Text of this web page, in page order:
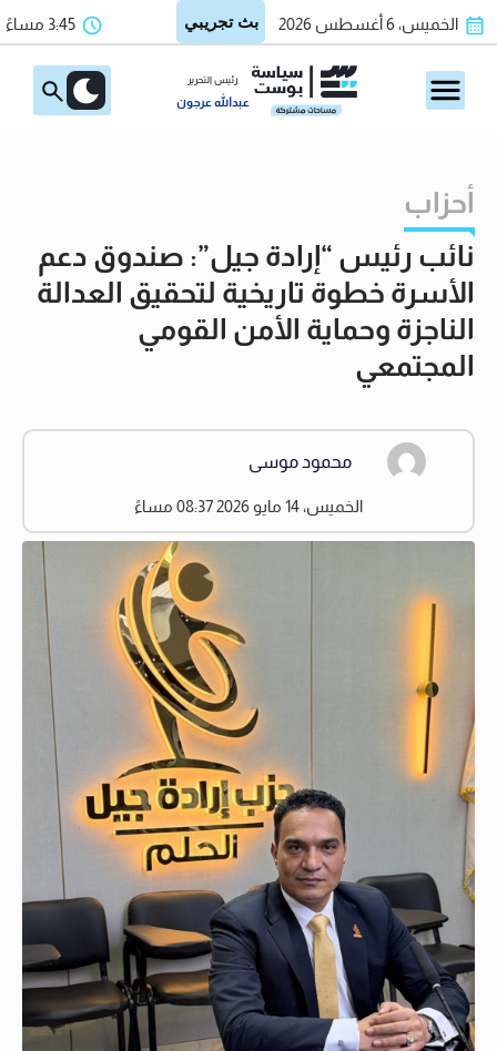
الخميس، 6 أغسطس 2026 3:45 مساءً
رئيس التحرير
عبدالله عرجون
أحزاب
نائب رئيس “إرادة جيل”: صندوق دعم
الأسرة خطوة تاريخية لتحقيق العدالة
الناجزة وحماية الأمن القومي
المجتمعي
محمود موسى
الخميس، 14 مايو 2026 08:37 مساءً